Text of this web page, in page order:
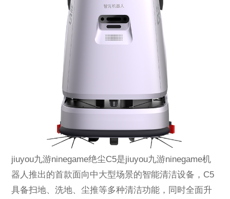
jiuyou九游ninegame绝尘C5是jiuyou九游ninegame机
器人推出的首款面向中大型场景的智能清洁设备，C5
具备扫地、洗地、尘推等多种清洁功能，同时全面升